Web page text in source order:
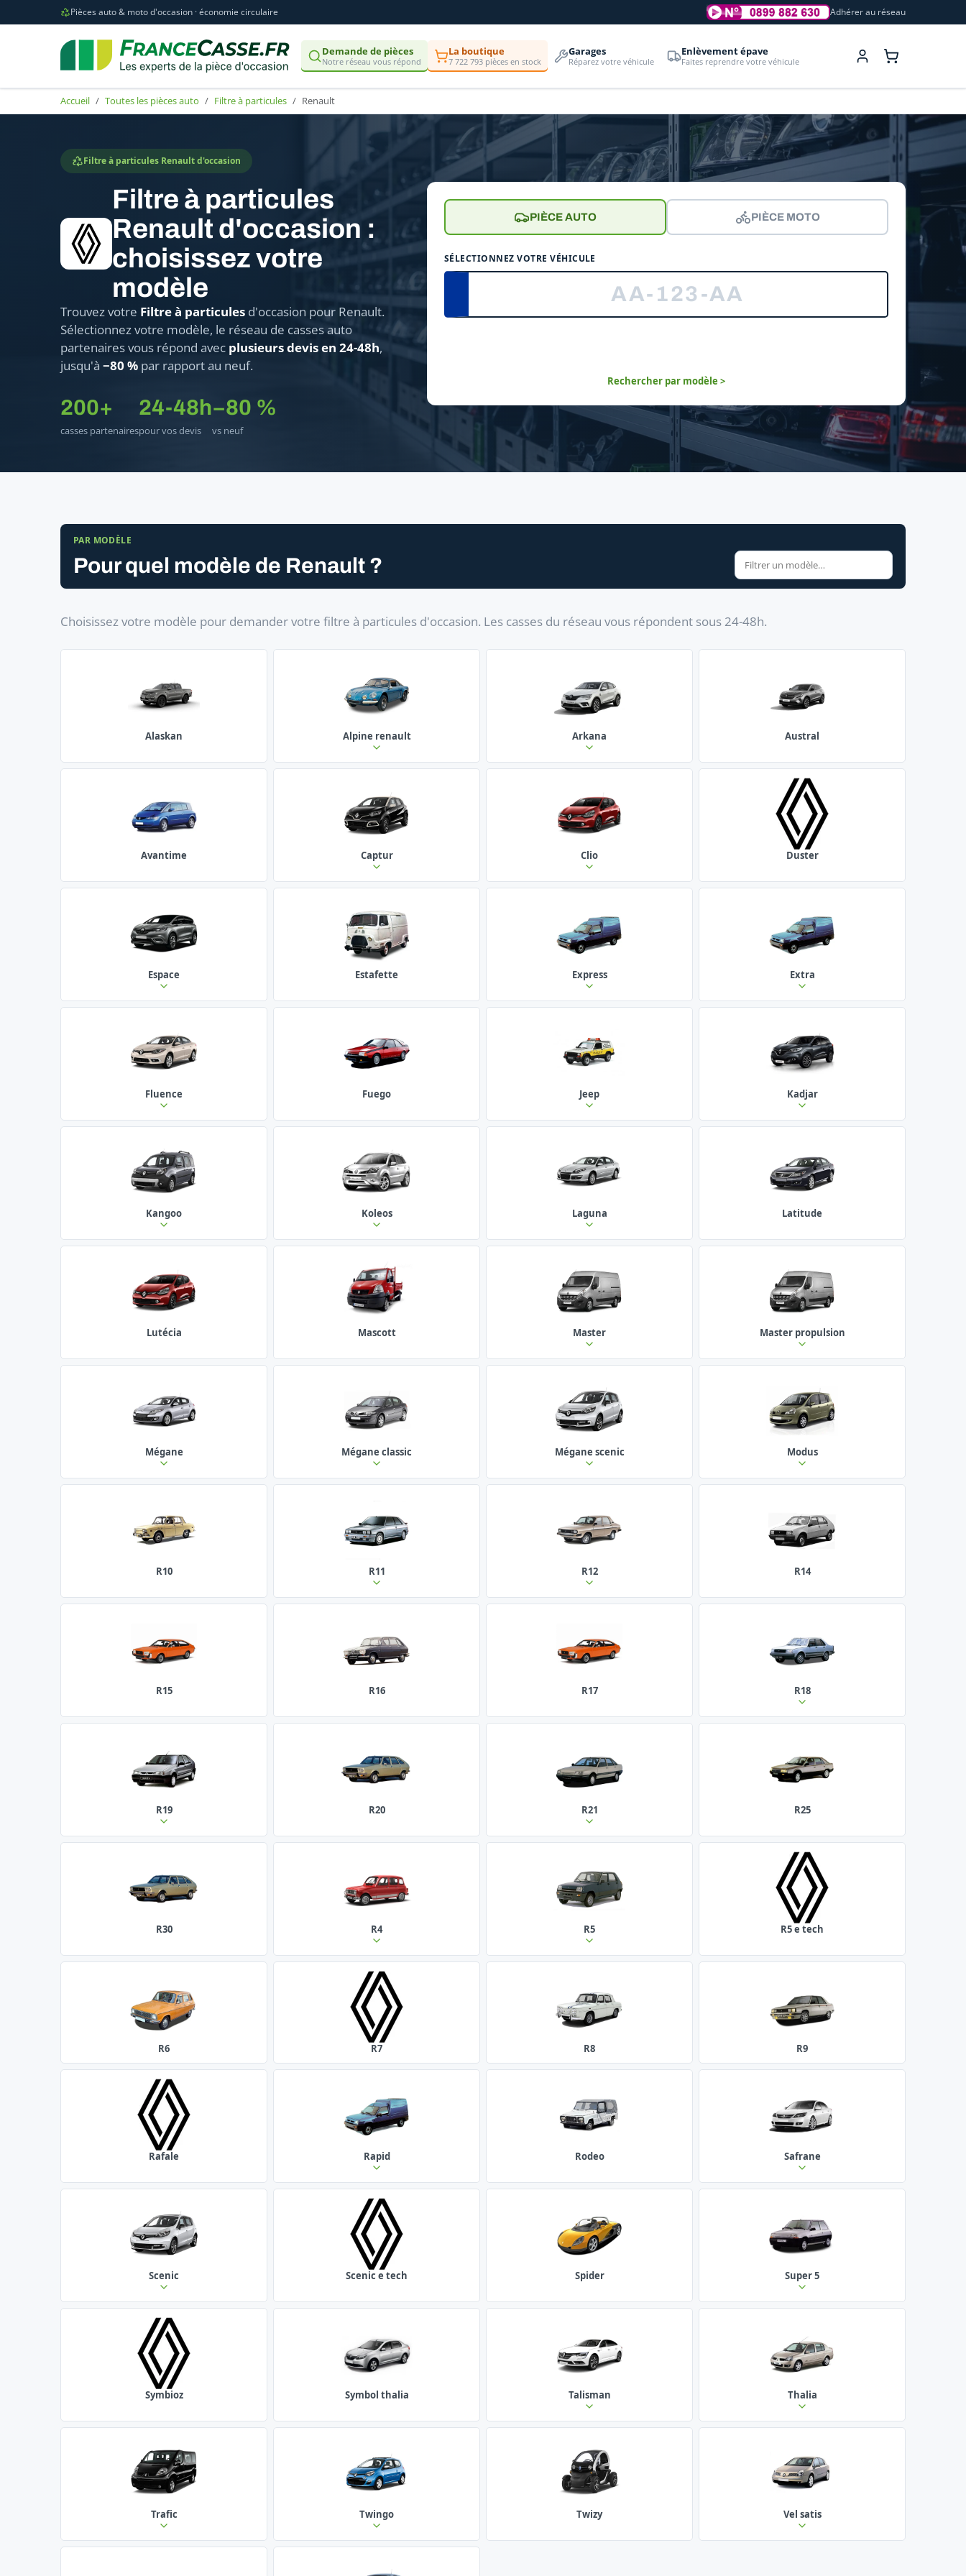
Pièces auto & moto d'occasion · économie circulaire Adhérer au réseau
Demande de pièces
Notre réseau vous répond
La boutique
7 722 793 pièces en stock
Garages
Réparez votre véhicule
Enlèvement épave
Faites reprendre votre véhicule
Accueil Toutes les pièces auto Filtre à particules Renault
Filtre à particules Renault d'occasion
Filtre à particules
Renault d'occasion :
choisissez votre
modèle
Trouvez votre Filtre à particules d'occasion pour Renault.
Sélectionnez votre modèle, le réseau de casses auto
partenaires vous répond avec plusieurs devis en 24-48h,
jusqu'à −80 % par rapport au neuf.
200+
casses partenaires
24-48h
pour vos devis
−80 %
vs neuf
PIÈCE AUTO PIÈCE MOTO
SÉLECTIONNEZ VOTRE VÉHICULE
Rechercher par modèle >
PAR MODÈLE
Pour quel modèle de Renault ?
Choisissez votre modèle pour demander votre filtre à particules d'occasion. Les casses du réseau vous répondent sous 24-48h.
Alaskan Alpine renault Arkana Austral
Avantime Captur Clio Duster
Espace Estafette Express Extra
Fluence Fuego Jeep Kadjar
Kangoo Koleos Laguna Latitude
Lutécia Mascott Master Master propulsion
Mégane Mégane classic Mégane scenic Modus
R10 R11 R12 R14
R15 R16 R17 R18
R19 R20 R21 R25
R30 R4 R5 R5 e tech
R6 R7 R8 R9
Rafale Rapid Rodeo Safrane
Scenic Scenic e tech Spider Super 5
Symbioz Symbol thalia Talisman Thalia
Trafic Twingo Twizy Vel satis